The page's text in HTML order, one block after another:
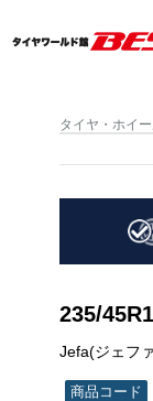
タイヤ・ホイ
235/
Jefa(ジェフ